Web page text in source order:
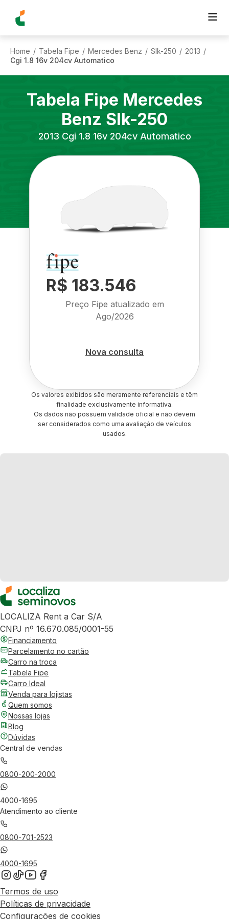
Home / Tabela Fipe / Mercedes Benz / Slk-250 / 2013 /
Cgi 1.8 16v 204cv Automatico
Tabela Fipe Mercedes
Benz Slk-250
2013 Cgi 1.8 16v 204cv Automatico
R$ 183.546
Preço Fipe atualizado em
Ago/2026
Nova consulta
Os valores exibidos são meramente referenciais e têm
finalidade exclusivamente informativa.
Os dados não possuem validade oficial e não devem
ser considerados como uma avaliação de veículos
usados.
LOCALIZA Rent a Car S/A
CNPJ nº 16.670.085/0001-55
Financiamento
Parcelamento no cartão
Carro na troca
Tabela Fipe
Carro Ideal
Venda para lojistas
Quem somos
Nossas lojas
Blog
Dúvidas
Central de vendas
0800-200-2000
4000-1695
Atendimento ao cliente
0800-701-2523
4000-1695
Termos de uso
Políticas de privacidade
Configurações de cookies